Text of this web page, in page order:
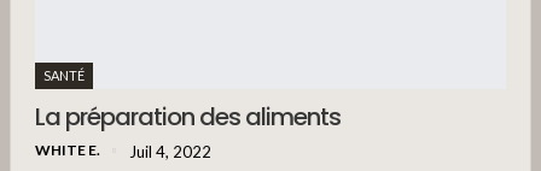
SANTÉ
La préparation des aliments
WHITE E. Juil 4, 2022